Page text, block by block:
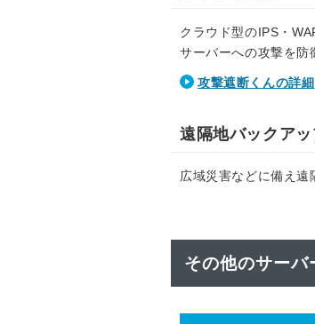
クラウド型のIPS・
サーバーへの攻撃を防
攻撃遮断くんの詳細
遠隔地バックア
広域災害などに備え遠
その他のサーバ